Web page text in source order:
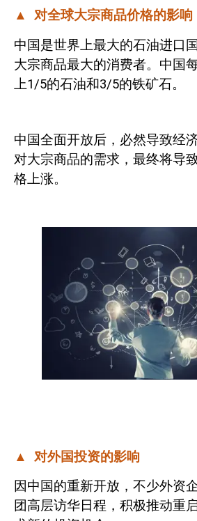
▲
对全球大宗商品价格的影响
中国是世界上最大的石油进口
大宗商品最大的消费者。中国
上1/5的石油和3/5的铁矿石。
中国全面开放后，必然导致经
对大宗商品的需求，最终将导
格上涨。
▲
对外国投资的影响
因中国的重新开放，不少外资
团高层访华日程，积极推动重